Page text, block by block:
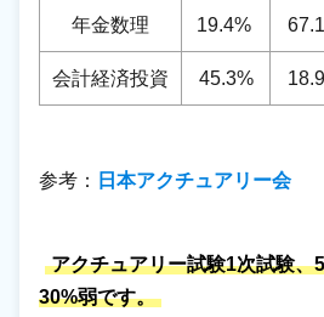
年金数理 19.4%
会計経済投資 45.3%
参考： 日本アクチュアリー会
アクチュアリー試験1次試験、
30%弱です。